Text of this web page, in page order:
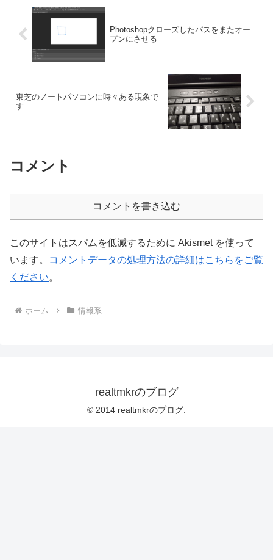
Photoshopクローズしたパスをまたオー
プンにさせる
東芝のノートパソコンに時々ある現象で
す
コメント
コメントを書き込む
このサイトはスパムを低減するために Akismet を使って
います。
コメントデータの処理方法の詳細はこちらをご覧
ください。
ホーム 情報系
realtmkrのブログ
© 2014 realtmkrのブログ.